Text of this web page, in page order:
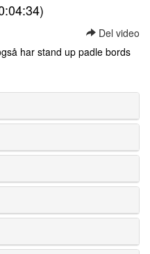
Del video
har stand up padle bords